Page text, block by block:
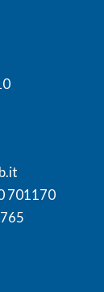
701170